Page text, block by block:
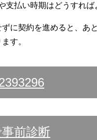
支払い時期はどうすれば
ずに契約を進めると、あ
す。
前診断